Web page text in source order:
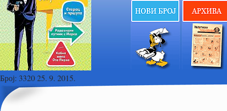
Број: 3320 25. 9. 2015.